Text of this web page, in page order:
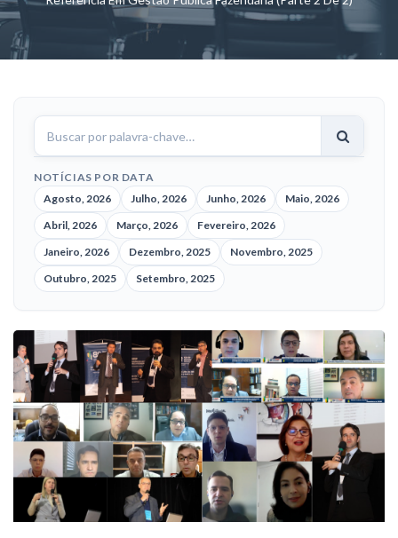
Buscar
notícias
NOTÍCIAS POR DATA
Agosto, 2026
Julho, 2026 Junho, 2026
Maio, 2026
Abril, 2026
Março, 2026
Fevereiro, 2026
Janeiro, 2026
Dezembro, 2025
Novembro, 2025
Outubro, 2025
Setembro, 2025